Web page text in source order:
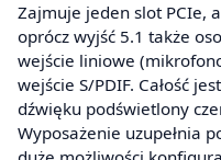
Zajmuje jeden slot PCIe,
oprócz wyjść 5.1 także
wejście liniowe
wejście S/PDIF. Całość
dźwięku podświetlony
Wyposażenie uzupełnia